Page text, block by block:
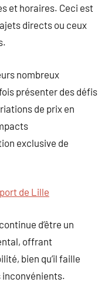
et horaires. Ceci est
directs ou ceux
nombreux
présenter des défis
de prix en
exclusive de
de Lille
d’être un
offrant
bien qu’il faille
inconvénients.